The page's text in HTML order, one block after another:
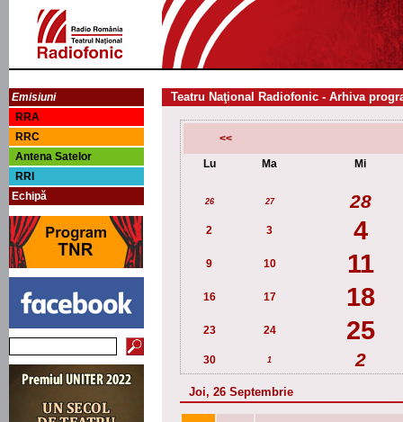
Emisiuni
RRA
RRC
Antena Satelor
RRI
Echipă
Teatru Naţional Radiofonic - Arhiva
<<
Lu
Ma Mi
26 27 28
2 3 4
9 10 11
16 17 18
23 24 25
30 1 2
Joi, 26 Septembrie